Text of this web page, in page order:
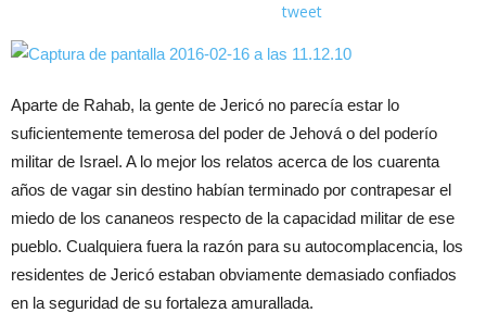
tweet
Aparte de Rahab, la gente de Jericó no parecía estar lo
suficientemente temerosa del poder de Jehová o del poderío
militar de Israel. A lo mejor los relatos acerca de los cuarenta
años de vagar sin destino habían terminado por contrapesar el
miedo de los cananeos respecto de la capacidad militar de ese
pueblo. Cualquiera fuera la razón para su autocomplacencia, los
residentes de Jericó estaban obviamente demasiado confiados
en la seguridad de su fortaleza amurallada.